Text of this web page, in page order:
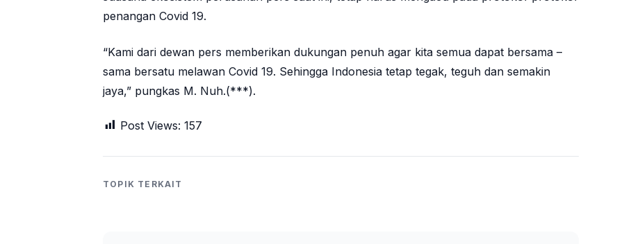
penangan Covid 19.
“Kami dari dewan pers memberikan dukungan penuh agar kita semua dapat bersama –
sama bersatu melawan Covid 19. Sehingga Indonesia tetap tegak, teguh dan semakin
jaya,” pungkas M. Nuh.(***).
Post Views: 157
TOPIK TERKAIT